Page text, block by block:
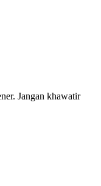
Jangan khawatir